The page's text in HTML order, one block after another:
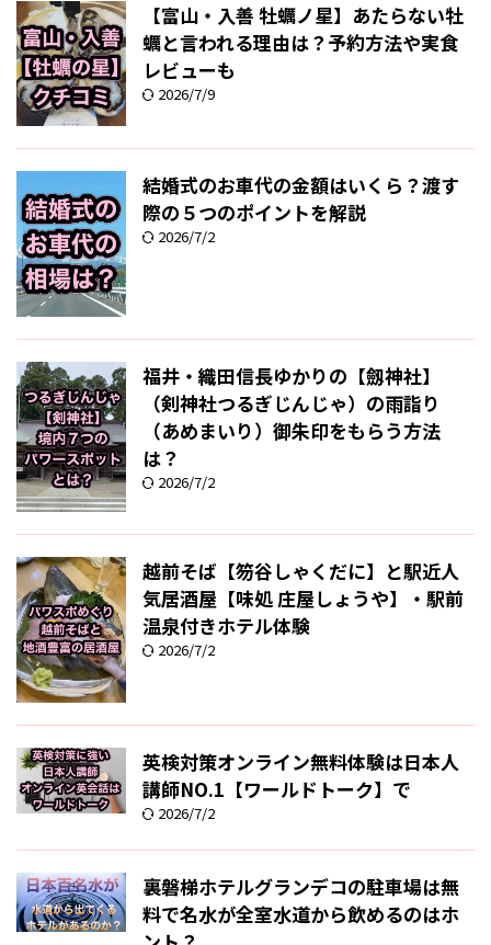
【富山・入善 牡蠣ノ星】あたらない牡
蠣と言われる理由は？予約方法や実食
レビューも
2026/7/9
結婚式のお車代の金額はいくら？渡す
際の５つのポイントを解説
2026/7/2
福井・織田信長ゆかりの【劔神社】
（剣神社つるぎじんじゃ）の雨詣り
（あめまいり）御朱印をもらう方法
は？
2026/7/2
越前そば【笏谷しゃくだに】と駅近人
気居酒屋【味処 庄屋しょうや】・駅前
温泉付きホテル体験
2026/7/2
英検対策オンライン無料体験は日本人
講師NO.1【ワールドトーク】で
2026/7/2
裏磐梯ホテルグランデコの駐車場は無
料で名水が全室水道から飲めるのはホ